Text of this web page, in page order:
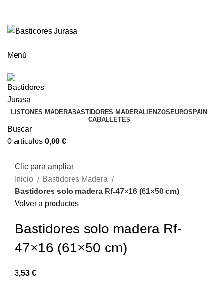
Menú
LISTONES MADERABASTIDORES MADERALIENZOS EUROSPAIN
CABALLETES
Buscar
0 artículos 0,00 €
Clic para ampliar
Inicio
Bastidores Madera
Bastidores solo madera Rf-47×16 (61×50 cm)
Volver a productos
Bastidores solo madera Rf-
47×16 (61×50 cm)
3,53 €